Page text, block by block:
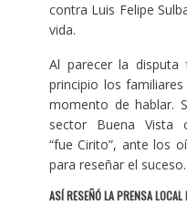
contra Luis Felipe
vida.
Al parecer la disputa
principio los
momento de hablar.
sector Buena Vista
“fue Cirito”, ante los
para reseñar el suceso.
ASÍ RESEÑÓ LA PRENSA LOCAL